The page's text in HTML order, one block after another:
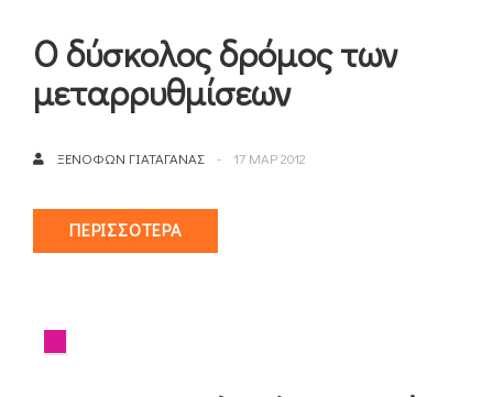
Ο δύσκολος δρόμος των
μεταρρυθμίσεων
ΞΕΝΟΦΏΝ ΓΙΑΤΑΓΆΝΑΣ 17 ΜΑΡ 2012
ΠΕΡΙΣΣΌΤΕΡΑ